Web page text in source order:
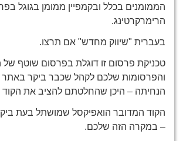
הממומנים בכלל ובקמפיין ממומן בגוגל
הרימרקרטינג.
בעברית "שיווק מחדש" אם תרצו.
טכניקת פרסום זו דוגלת בפרסום שוטף של
והפרסומות שלכם לקהל שכבר ביקר
הנחיתה – היכן שהחלטתם להציב את
הקוד המדובר הואפיקסל שמושתל בעת
– במקרה הזה שלכם.